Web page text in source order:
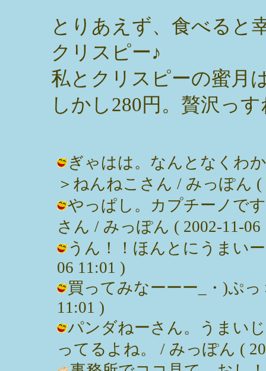
とりあえず、食べると
クリスピー♪
私とクリスピーの蜜月
しかし280円。贅沢っ
ぎゃはは。なんとなくわ
＞ねんねこさん / みっぽん (
やっぱし。カプチーノで
さん / みっぽん ( 2002-11-06
うん！！ほんとにうまい
06 11:01 )
買ってみなーーー_・)ぷ
11:01 )
パンダねーさん。うまい
ってるよね。 / みっぽん (